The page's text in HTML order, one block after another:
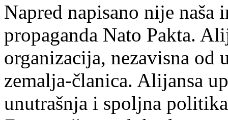
Napred napisano nije naša
propaganda Nato Pakta.
organizacija, nezavisna
zemalja-članica. Alijansa
unutrašnja i spoljna